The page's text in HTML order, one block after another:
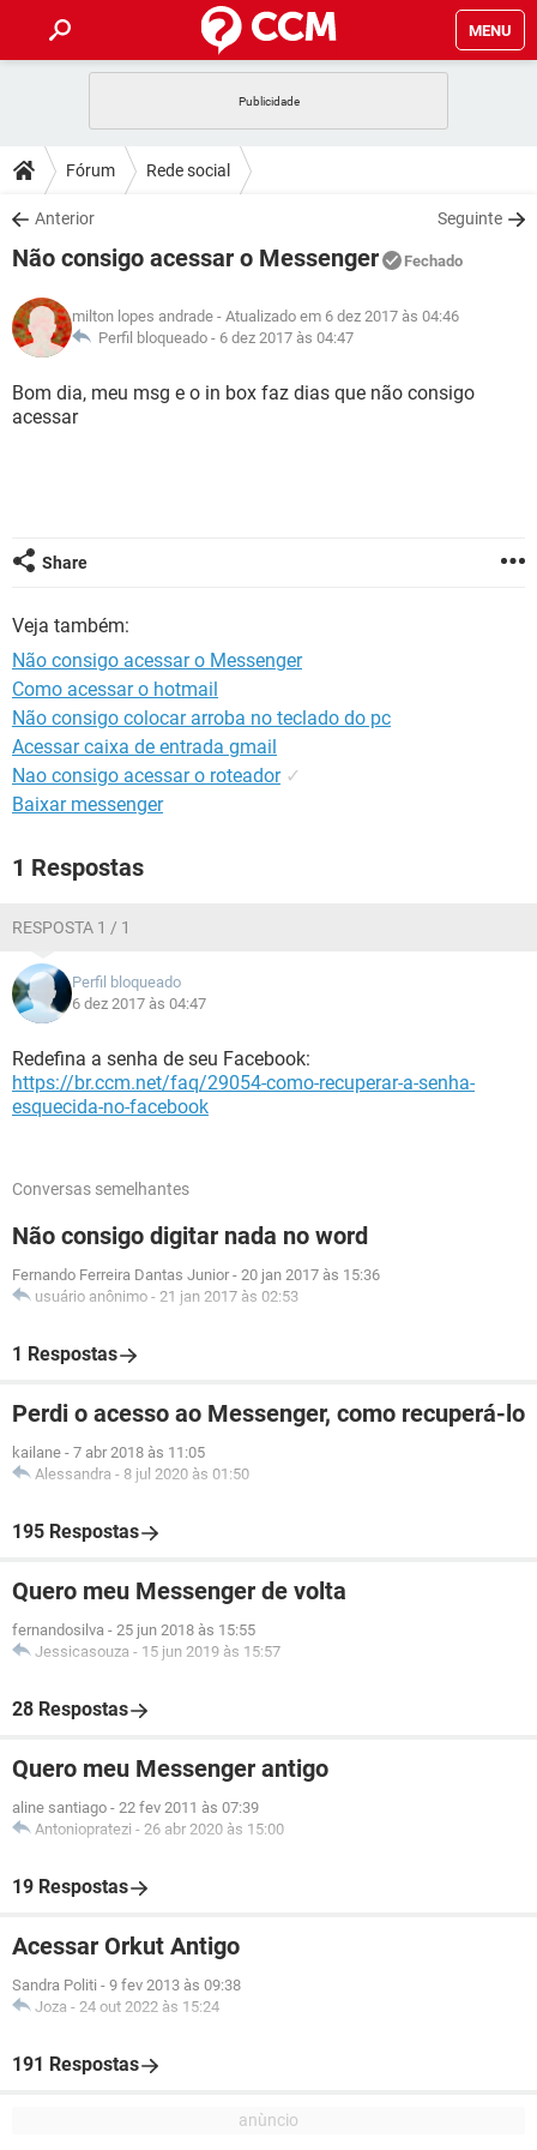
MENU
CELULAR
OUTLOOK
INSTAGRAM GMAIL
GUIA DE COMPRAS
DICAS
JOGOS
INSTAGRAM GMAIL
GUIA DE COMPRAS
DOWNLOADS
JOGOS WHATSAPP
CELULAR
OUTLOOK EXCEL
INSTAGRAM GMAIL
GUIA DE COMPRAS
JOGOS WHATSAPP
CELULAR
OUTLOOK EXCEL
GLOSSÁRIO
JOGOS WHATSAPP
CELULAR
GUIA DE COMPRAS
Fórum Rede social
Anterior Seguinte
Não consigo acessar o Messenger Fechado
milton lopes andrade - Atualizado em 6 dez 2017 às 04:46
Perfil bloqueado - 6 dez 2017 às 04:47
Bom dia, meu msg e o in box faz dias que não consigo
acessar
Share
Veja também:
Não consigo acessar o Messenger
Como acessar o hotmail
Não consigo colocar arroba no teclado do pc
Acessar caixa de entrada gmail
Nao consigo acessar o roteador ✓
Baixar messenger
1 Respostas
RESPOSTA 1 / 1
Perfil bloqueado
6 dez 2017 às 04:47
Redefina a senha de seu Facebook:
https://br.ccm.net/faq/29054-como-recuperar-a-senha-
esquecida-no-facebook
Conversas semelhantes
Não consigo digitar nada no word
Fernando Ferreira Dantas Junior - 20 jan 2017 às 15:36
usuário anônimo - 21 jan 2017 às 02:53
1 Respostas
Perdi o acesso ao Messenger, como recuperá-lo
kailane - 7 abr 2018 às 11:05
Alessandra - 8 jul 2020 às 01:50
195 Respostas
Quero meu Messenger de volta
fernandosilva - 25 jun 2018 às 15:55
Jessicasouza - 15 jun 2019 às 15:57
28 Respostas
Quero meu Messenger antigo
aline santiago - 22 fev 2011 às 07:39
Antoniopratezi - 26 abr 2020 às 15:00
19 Respostas
Acessar Orkut Antigo
Sandra Politi - 9 fev 2013 às 09:38
Joza - 24 out 2022 às 15:24
191 Respostas